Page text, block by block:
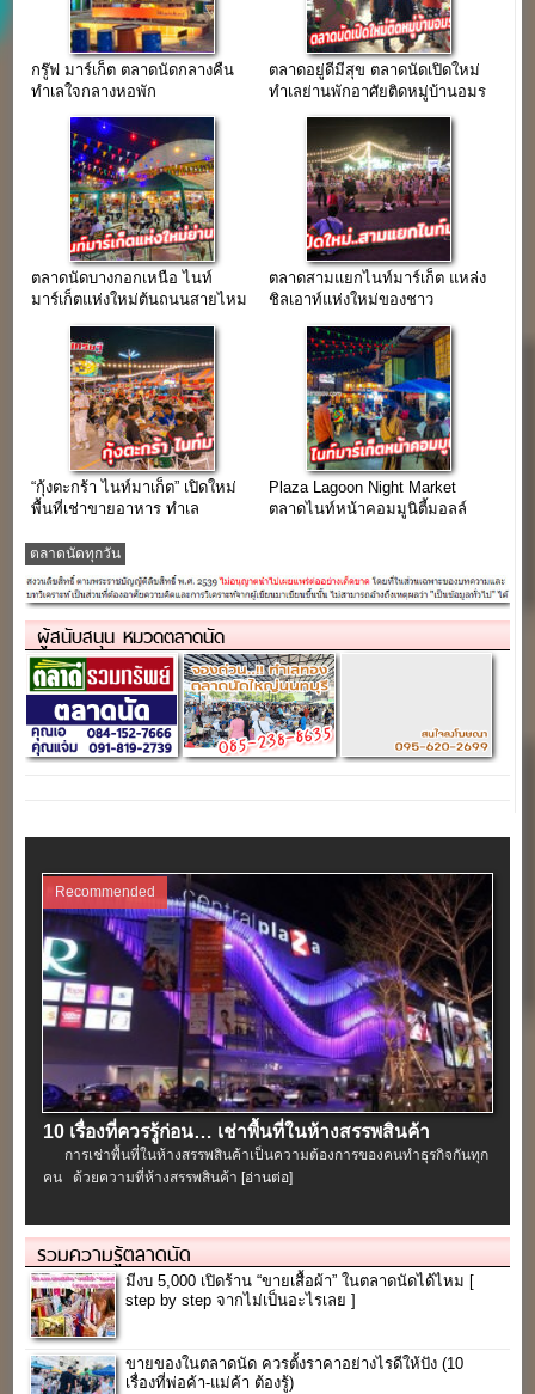
กรู๊ฟ มาร์เก็ต ตลาดนัดกลางคืน
ทำเลใจกลางหอพัก
ม.มหิดล(ศาลายา)
ตลาดอยู่ดีมีสุข ตลาดนัดเปิดใหม่
ทำเลย่านพักอาศัยติดหมู่บ้านอมร
ทรัพย์
ตลาดนัดบางกอกเหนือ ไนท์
มาร์เก็ตแห่งใหม่ต้นถนนสายไหม
ตลาดสามแยกไนท์มาร์เก็ต แหล่ง
ชิลเอาท์แห่งใหม่ของชาว
“กุ้งตะกร้า ไนท์มาเก็ต” เปิดใหม่
พื้นที่เช่าขายอาหาร ทำเล
Plaza Lagoon Night Market
ตลาดไนท์หน้าคอมมูนิตี้มอลล์
ตลาดนัดทุกวัน
ผู้สนับสนุน หมวดตลาดนัด
Recommended
10 เรื่องที่ควรรู้ก่อน… เช่าพื้นที่ในห้างสรรพสินค้า
การเช่าพื้นที่ในห้างสรรพสินค้าเป็นความต้องการของคนทำธุรกิจกันทุก
คน ด้วยความที่ห้างสรรพสินค้า [อ่านต่อ]
รวมความรู้ตลาดนัด
มีงบ 5,000 เปิดร้าน “ขายเสื้อผ้า” ในตลาดนัดได้ไหม [
step by step จากไม่เป็นอะไรเลย ]
ขายของในตลาดนัด ควรตั้งราคาอย่างไรดีให้ปัง (10
เรื่องที่พ่อค้า-แม่ค้า ต้องรู้)